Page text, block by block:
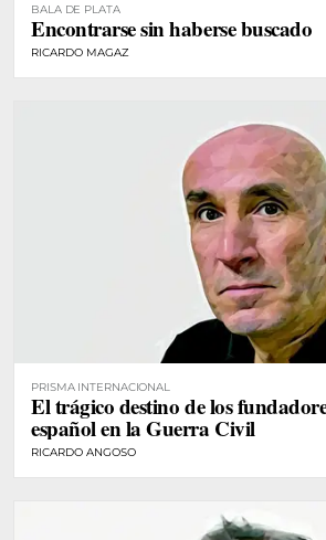
BALA DE PLATA
Encontrarse sin haberse buscado
RICARDO MAGAZ
PRISMA INTERNACIONAL
El trágico destino de los
español en la Guerra Civil
RICARDO ANGOSO